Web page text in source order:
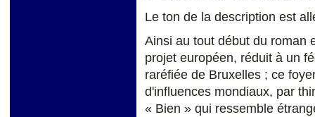
Le ton de la description est
Ainsi au tout début du roman
projet européen, réduit à un
raréfiée de Bruxelles ; ce
d'influences mondiaux, par
« Bien » qui ressemble